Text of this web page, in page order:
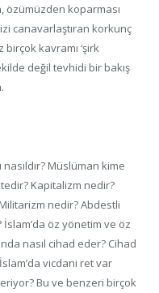
özümüzden koparması
canavarlaştıran korkunç
birçok kavramı ‘şirk
değil tevhidi bir bakış
nasıldır? Müslüman kime
Kapitalizm nedir?
Militarizm nedir? Abdestli
öz yönetim ve öz
nasıl cihad eder? Cihad
vicdani ret var
Bu ve benzeri birçok